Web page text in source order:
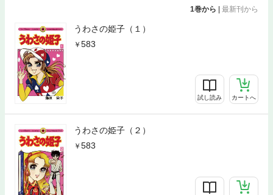
1巻から 最新刊から
うわさの姫子（１）
583
試し読み カートへ
うわさの姫子（２）
583